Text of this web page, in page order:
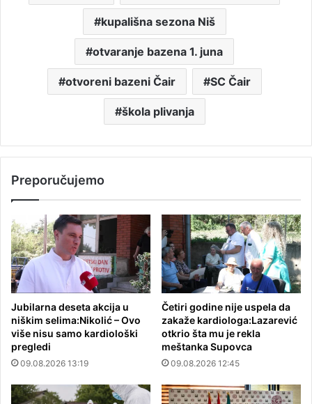
kupališna sezona Niš
otvaranje bazena 1. juna
otvoreni bazeni Čair SC Čair
škola plivanja
Preporučujemo
Jubilarna deseta akcija u
niškim selima:Nikolić – Ovo
više nisu samo kardiološki
pregledi
09.08.2026 13:19
Četiri godine nije uspela da
zakaže kardiologa:Lazarević
otkrio šta mu je rekla
meštanka Supovca
09.08.2026 12:45